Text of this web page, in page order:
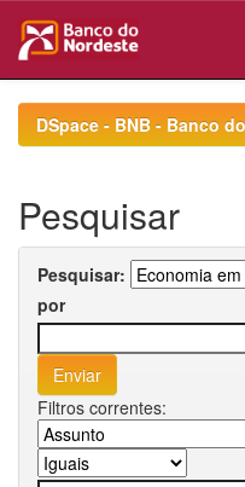
navigationDSpace - BNB - Banco
Pesquisar
Pesquisar:
por
Filtros correntes: